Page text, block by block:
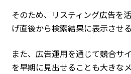
そのため、リスティング広告を
げ直後から検索結果に表示させ
また、広告運用を通じて競合サ
を早期に見出せることも大きなメ